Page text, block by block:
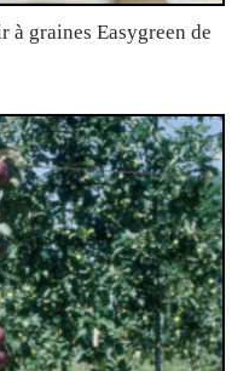
à graines Easygreen de